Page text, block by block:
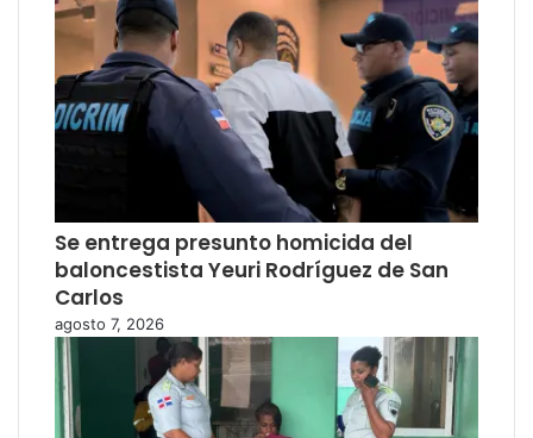
Se entrega presunto homicida del
baloncestista Yeuri Rodríguez de San
Carlos
agosto 7, 2026